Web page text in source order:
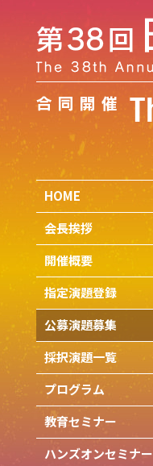
HOME
会長挨拶
開催概要
指定演題登録
公募演題募集
採択演題一覧
プログラム
教育セミナー
ハンズオンセミナー